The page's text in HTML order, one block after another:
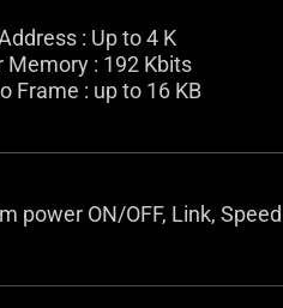
: Up to 4 K
Memory : 192 Kbits
Frame : up to 16 KB
power ON/OFF, Link,